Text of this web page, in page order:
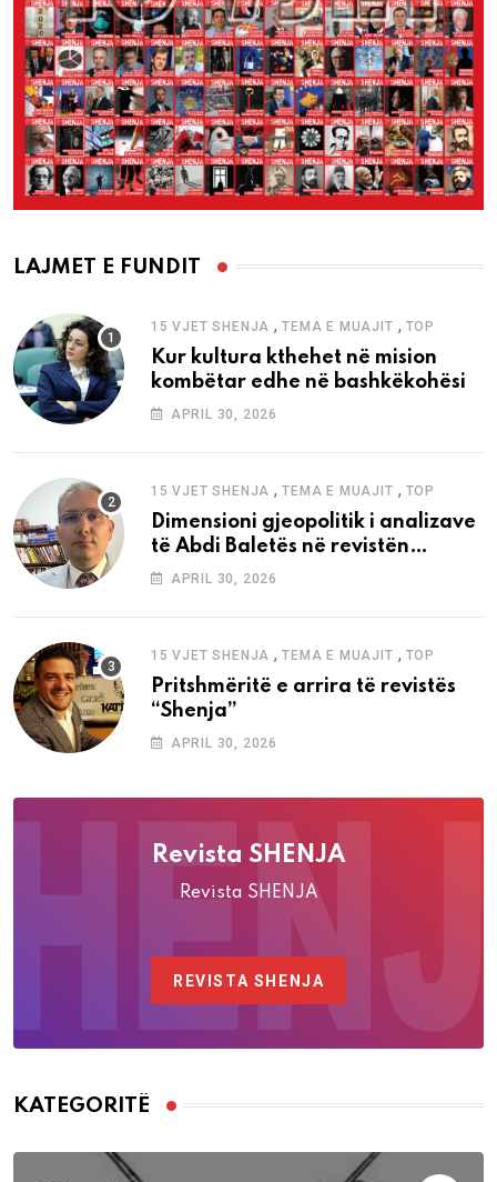
LAJMET E FUNDIT
15 VJET SHENJA ,TEMA E MUAJIT , TOP
Kur kultura kthehet në mision
kombëtar edhe në bashkëkohësi
APRIL 30, 2026
15 VJET SHENJA ,TEMA E MUAJIT , TOP
Dimensioni gjeopolitik i analizave
të Abdi Baletës në revistën
“Shenja”
APRIL 30, 2026
15 VJET SHENJA ,TEMA E MUAJIT , TOP
Pritshmëritë e arrira të revistës
“Shenja”
APRIL 30, 2026
Revista SHENJA
Revista SHENJA
REVISTA SHENJA
KATEGORITË